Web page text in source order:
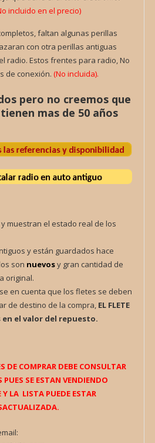
incluido en el precio)
faltan algunas perillas
con otra perillas antiguas
radio. Estos frentes para radio, No
de conexión. (No incluida).
pero no creemos que
mas de 50 años
muestran el estado real de los
y están guardados hace
son nuevosy gran cantidad de
original.
en cuenta que los fletes se deben
de destino de la compra, EL FLETE
el valor del repuesto.
DE COMPRAR DEBE CONSULTAR
SE ESTAN VENDIENDO
Y LA LISTA PUEDE ESTAR